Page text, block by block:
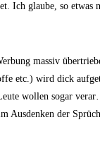
Ich glaube, so etwas
massiv
etc.) wird dick
wollen sogar
Ausdenken der